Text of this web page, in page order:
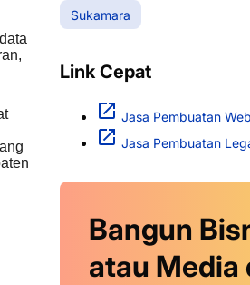
Sukamara
Link Cepat
Jasa Pembuatan
Jasa Pembuatan
Bangun
atau Media